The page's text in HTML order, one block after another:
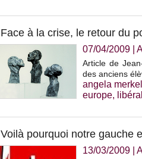
Face à la crise, le retour du
07/04/2009
Article de
des anciens
angela merkel
europe,
Voilà pourquoi notre gauche
13/03/2009